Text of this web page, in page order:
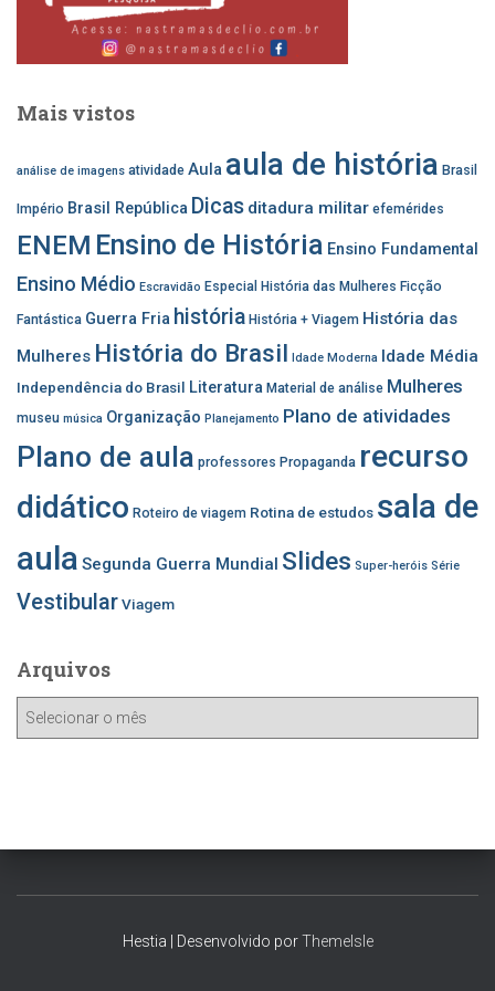
Mais vistos
análise de imagens atividade Aula aula de história Brasil
Império Brasil República Dicas ditadura militar efemérides
ENEM Ensino de História Ensino Fundamental
Ensino Médio Escravidão Especial História das Mulheres Ficção
Fantástica Guerra Fria história História + Viagem História das
Mulheres História do Brasil Idade Moderna Idade Média
Independência do Brasil Literatura Material de análise Mulheres
museu música Organização Planejamento Plano de atividades
Plano de aula professores Propaganda recurso
didático Roteiro de viagem Rotina de estudos sala de
aula Segunda Guerra Mundial Slides Super-heróis Série
VestibularViagem
Arquivos
o
Hestia | Desenvolvido porThemeIsle